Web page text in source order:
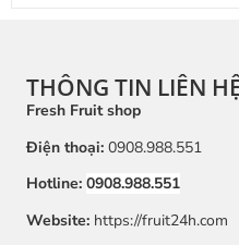
THÔNG TIN LIÊN
Fresh Fruit shop
Điện thoại: 0908.988.551
Hotline: 0908.988.551
Website: https://fruit24h.com